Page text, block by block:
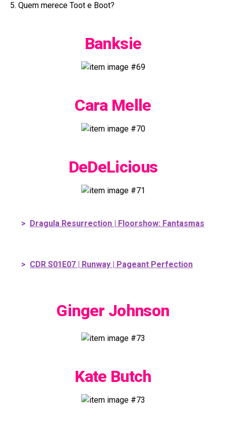
5. Quem merece Toot e Boot?
Banksie
Cara Melle
DeDeLicious
> Dragula Resurrection | Floorshow: Fantasmas
> CDR S01E07 | Runway | Pageant Perfection
Ginger Johnson
Kate Butch